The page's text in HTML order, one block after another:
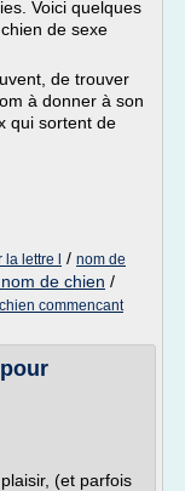
Voici quelques
de sexe
de trouver
à donner à son
qui sortent de
lettre l / nom de
de chien /
commencant
(et parfois